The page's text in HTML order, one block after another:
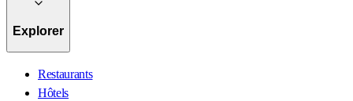
Explorer
Restaurants
Hôtels